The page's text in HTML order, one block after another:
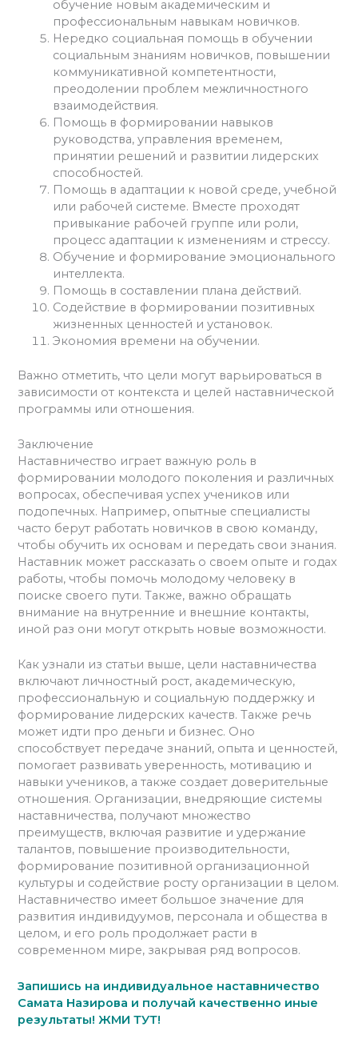
обучение новым академическим и
профессиональным навыкам новичков.
Нередко социальная помощь в обучении
социальным знаниям новичков, повышении
коммуникативной компетентности,
преодолении проблем межличностного
взаимодействия.
Помощь в формировании навыков
руководства, управления временем,
принятии решений и развитии лидерских
способностей.
Помощь в адаптации к новой среде, учебной
или рабочей системе. Вместе проходят
привыкание рабочей группе или роли,
процесс адаптации к изменениям и стрессу.
Обучение и формирование эмоционального
интеллекта.
Помощь в составлении плана действий.
Содействие в формировании позитивных
жизненных ценностей и установок.
Экономия времени на обучении.
Важно отметить, что цели могут варьироваться в
зависимости от контекста и целей наставнической
программы или отношения.
Заключение
Наставничество играет важную роль в
формировании молодого поколения и различных
вопросах, обеспечивая успех учеников или
подопечных. Например, опытные специалисты
часто берут работать новичков в свою команду,
чтобы обучить их основам и передать свои знания.
Наставник может рассказать о своем опыте и годах
работы, чтобы помочь молодому человеку в
поиске своего пути. Также, важно обращать
внимание на внутренние и внешние контакты,
иной раз они могут открыть новые возможности.
Как узнали из статьи выше, цели наставничества
включают личностный рост, академическую,
профессиональную и социальную поддержку и
формирование лидерских качеств. Также речь
может идти про деньги и бизнес. Оно
способствует передаче знаний, опыта и ценностей,
помогает развивать уверенность, мотивацию и
навыки учеников, а также создает доверительные
отношения. Организации, внедряющие системы
наставничества, получают множество
преимуществ, включая развитие и удержание
талантов, повышение производительности,
формирование позитивной организационной
культуры и содействие росту организации в целом.
Наставничество имеет большое значение для
развития индивидуумов, персонала и общества в
целом, и его роль продолжает расти в
современном мире, закрывая ряд вопросов.
Запишись на индивидуальное наставничество
Самата Назирова и получай качественно иные
результаты! ЖМИ ТУТ!